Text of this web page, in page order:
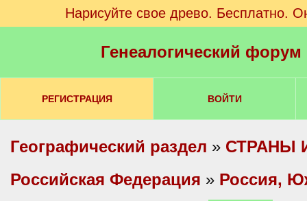
Нарисуйте свое древо. Бесплатно.
Генеалогический
РЕГИСТРАЦИЯ ВОЙТИ
Географический раздел » СТРАНЫ
Российская Федерация » Россия,